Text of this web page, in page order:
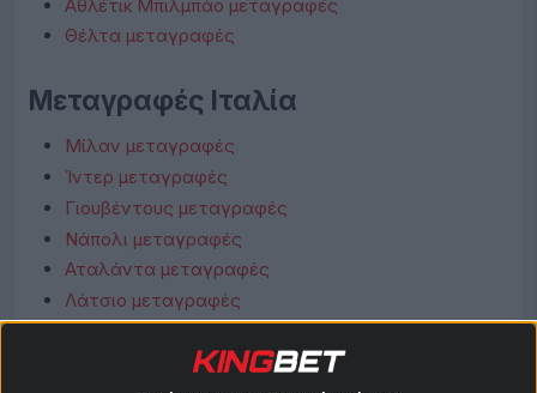
Αθλέτικ Μπιλμπάο μεταγραφές
Θέλτα μεταγραφές
Μεταγραφές Ιταλία
Μίλαν μεταγραφές
Ίντερ μεταγραφές
Γιουβέντους μεταγραφές
Νάπολι μεταγραφές
Αταλάντα μεταγραφές
Λάτσιο μεταγραφές
Ρόμα μεταγραφές
Φιορεντίνα μεταγραφές